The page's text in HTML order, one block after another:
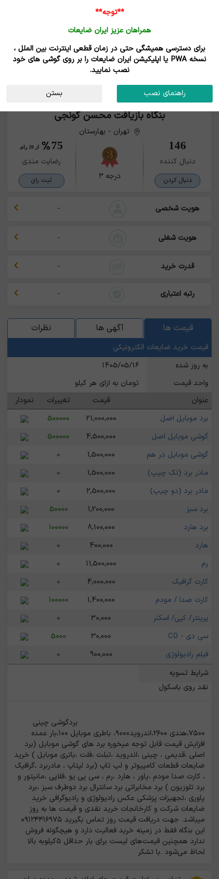
بنگاه بازیافت محسن گونجی
تهران - بهارستان
146
دنبال کننده
دنبال کردن درجه ۳
75 از 20 رای
رضایت مندی
ثبت رای
هویت شخصی -
هویت شغلی -
قدرت خرید -
رتبه اعتباری -
قیمت ها آگهی ها نظرات
قیمت خرید ضایعات الکترونیکی
به روز شده
1405/05/16
واحد قیمت
تومان به ازای هر کیلو
عنوان
قیمت تغییرات
نمودار
برد موبایل اصل
21,000,000
500000
گوشی موبایل اصل
4,500,000
500000
گوشی موبایل در هم
1,500,000
0
مادر برد (تک چیپ)
1,500,000
0
مادر برد (دو چیپ)
2,500,000
0
برد سبز
1,200,000
50000
برد هارد
8,100,000
100000
هارد
400,000
0
رم
11,500,000
0
کارت گرافیک
4,000,000
0
کارت صدا / مودم
1,400,000
100000
پرینتر/ کپی/ اسکنر
30,000
0
سی دی - CD
30,000
5000
فیلم رادیولوژی
900,000
0
شرایط تسویه
نقد روی باسکول
لحاظ می‌شود .با تشکر
**توجه**
همراهان عزیز ایران ضایعات
برای دسترسی همیشگی حتی در زمان قطعی اینترنت بین الملل ،
نسخه PWA یا اپلیکیشن ایران ضایعات را بر روی گوشی های خود
نصب نمایید.
راهنمای نصب بستن